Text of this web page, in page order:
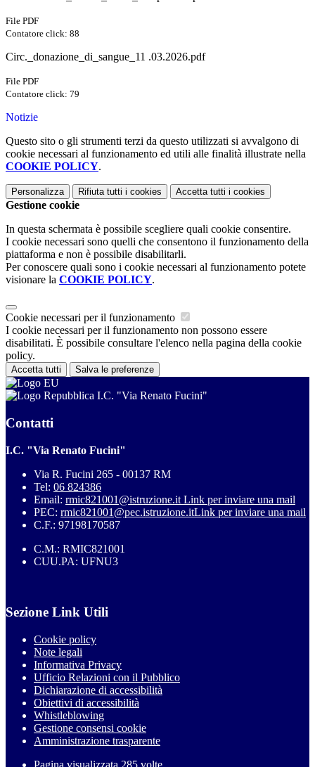
File PDF
Contatore click: 88
Circ._donazione_di_sangue_11 .03.2026.pdf
File PDF
Contatore click: 79
Notizie
Questo sito o gli strumenti terzi da questo utilizzati si avvalgono di
cookie necessari al funzionamento ed utili alle finalità illustrate nella
COOKIE POLICY.
Personalizza Rifiuta tutti i cookies Accetta tutti i cookies
Gestione cookie
In questa schermata è possibile scegliere quali cookie consentire.
I cookie necessari sono quelli che consentono il funzionamento della
piattaforma e non è possibile disabilitarli.
Per conoscere quali sono i cookie necessari al funzionamento potete
visionare la COOKIE POLICY.
Cookie necessari per il funzionamento
I cookie necessari per il funzionamento non possono essere
disabilitati. È possibile consultare l'elenco nella pagina della cookie
policy.
Accetta tutti Salva le preferenze
I.C. "Via Renato Fucini"
Contatti
I.C. "Via Renato Fucini"
Via R. Fucini 265 - 00137 RM
Tel: 06 824386
Email: rmic821001@istruzione.it Link per inviare una mail
PEC: rmic821001@pec.istruzione.itLink per inviare una mail
C.F.: 97198170587
C.M.: RMIC821001
CUU.PA: UFNU3
Sezione Link Utili
Cookie policy
Note legali
Informativa Privacy
Ufficio Relazioni con il Pubblico
Dichiarazione di accessibilità
Obiettivi di accessibilità
Whistleblowing
Gestione consensi cookie
Amministrazione trasparente
Pagina visualizzata 285 volte